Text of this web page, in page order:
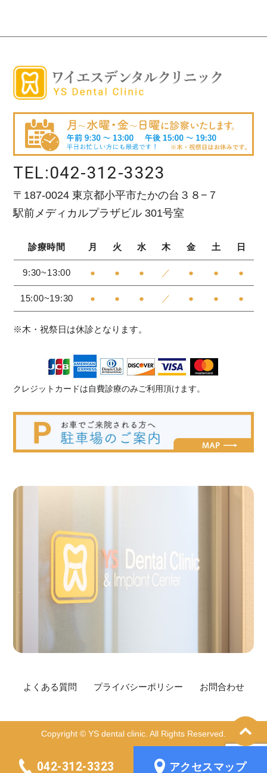
TEL:042-312-3323
〒187-0024 東京都小平市たかの台３８−７
駅前メディカルプラザビル 301号室
診療時間 月 火 水 木 金 土 日
9:30~13:00 ● ● ● ／ ● ● ●
15:00~19:30 ● ● ● ／ ● ● ●
※木・祝祭日は休診となります。
クレジットカードは自費診療のみご利用頂けます。
よくある質問 プライバシーポリシー お問合わせ
Copyright © YS dental clinic. All Rights Reserved.
042-312-3323 アクセスマップ